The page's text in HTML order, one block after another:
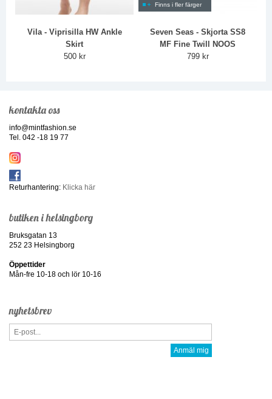
Vila - Viprisilla HW Ankle
Skirt
500 kr
Finns i fler färger
Seven Seas - Skjorta SS8
MF Fine Twill NOOS
799 kr
kontakta oss
info@mintfashion.se
Tel. 042 -18 19 77
Returhantering: Klicka här
butiken i helsingborg
Bruksgatan 13
252 23 Helsingborg
Öppettider
Mån-fre 10-18 och lör 10-16
nyhetsbrev
Anmäl mig